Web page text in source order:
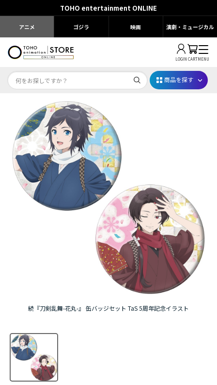
TOHO entertainment ONLINE
アニメ ゴジラ 映画 演劇・ミュージカル
LOGIN CARTMENU
Dr.STONE STONE FES.2026
映画ちいかわ
じゅじゅフェス 2026
薬屋のひとりごと 夏の園遊会2026
名探偵コナン
アニメ『僕のヒーローアカデミア』10周年
ハイキュー!!ジャージ＆ユニフォーム
『無職転生Ⅲ ～異世界行ったら本気だす～』
『ふつつかな悪女ではございますが ～雛宮蝶鼠と
商品を探す
続『刀剣乱舞-花丸-』 缶バッジセット TaS 5周年記念イラスト